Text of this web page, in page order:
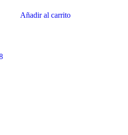
de 5
Añadir al carrito